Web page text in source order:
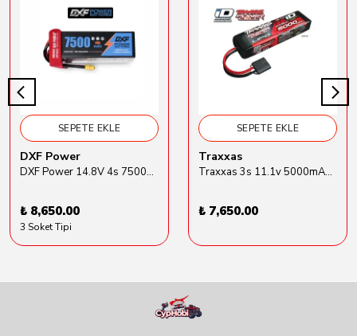
SEPETE EKLE
DXF Power
DXF Power 14.8V 4s 7500mAh 80C Hardcase Lipo Batarya
₺ 8,650.00
3 Soket Tipi
SEPETE EKLE
Traxxas
Traxxas 3s 11.1v 5000mAh Lipo Batarya (TRX 2872X)
₺ 7,650.00